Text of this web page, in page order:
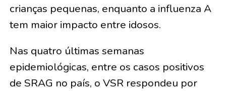
crianças pequenas, enquanto a influenza A
tem maior impacto entre idosos.
Nas quatro últimas semanas
epidemiológicas, entre os casos positivos
de SRAG no país, o VSR respondeu por